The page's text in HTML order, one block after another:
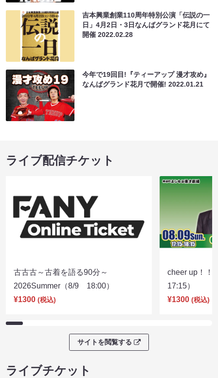
吉本興業創業110周年特別公演「伝説の一
日」4月2日・3日なんばグランド花月にて
開催2022.02.28
今年で19回目!『ティーアップ 漫才攻め』
なんばグランド花月で開催!2022.01.21
ライブ配信チケット
古古古～古着を語る90分～
2026Summer（8/9 18:00）
¥1300 (税込)
cheer up！
17:15）
¥1300 (税込)
サイトを閲覧する
ライブチケット